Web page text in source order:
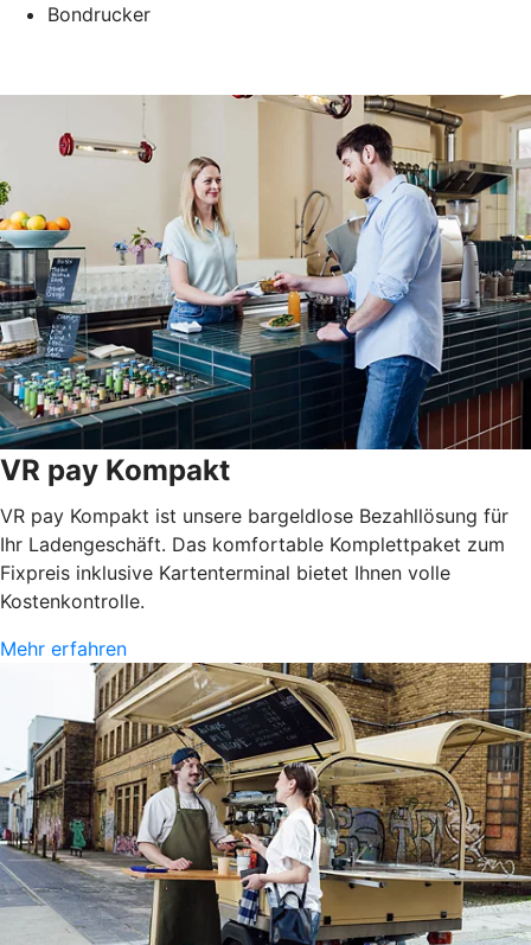
Bondrucker
VR pay Kompakt
VR pay Kompakt ist unsere bargeldlose Bezahllösung für
Ihr Ladengeschäft. Das komfortable Komplettpaket zum
Fixpreis inklusive Kartenterminal bietet Ihnen volle
Kostenkontrolle.
Mehr erfahren